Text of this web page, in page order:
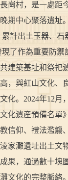
崗村，是一處距
期中心聚落遺址
累計出土玉器、石
了作為重要防禦
建築基址和祭祀
，與紅山文化、
化。2024年12月
化遺産預備名單
信仰、禮法濫觴
家灘遺址出土文
果，通過數十塊
文化的完整脈絡。